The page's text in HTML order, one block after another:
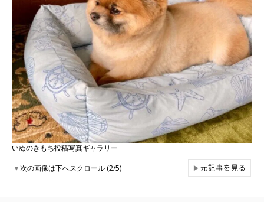
いぬのきもち投稿写真ギャラリー
▼次の画像は下へスクロール (2/5) ▶元記事を見る